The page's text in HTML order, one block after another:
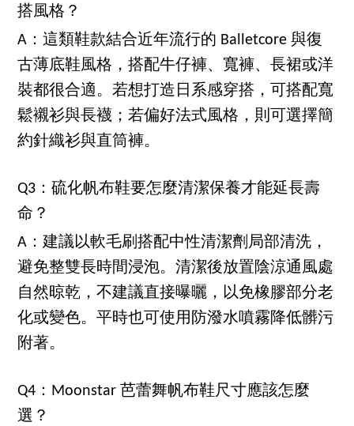
搭風格？
A：這類鞋款結合近年流行的 Balletcore 與復
古薄底鞋風格，搭配牛仔褲、寬褲、長裙或洋
裝都很合適。若想打造日系感穿搭，可搭配寬
鬆襯衫與長襪；若偏好法式風格，則可選擇簡
約針織衫與直筒褲。
Q3：硫化帆布鞋要怎麼清潔保養才能延長壽
命？
A：建議以軟毛刷搭配中性清潔劑局部清洗，
避免整雙長時間浸泡。清潔後放置陰涼通風處
自然晾乾，不建議直接曝曬，以免橡膠部分老
化或變色。平時也可使用防潑水噴霧降低髒污
附著。
Q4：Moonstar 芭蕾舞帆布鞋尺寸應該怎麼
選？